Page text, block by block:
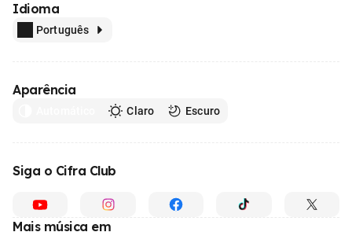
Idioma
Português
Aparência
Claro Escuro
Siga o Cifra Club
Mais música em